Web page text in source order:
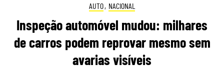
AUTO, NACIONAL
Inspeção automóvel mudou: milhares
de carros podem reprovar mesmo sem
avarias visíveis